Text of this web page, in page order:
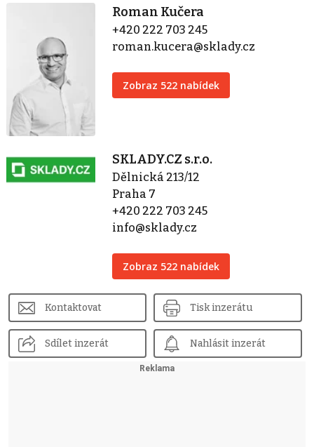
Roman Kučera
+420 222 703 245
roman.kucera@sklady.cz
Zobraz 522 nabídek
SKLADY.CZ s.r.o.
Dělnická 213/12
Praha 7
+420 222 703 245
info@sklady.cz
Zobraz 522 nabídek
Kontaktovat Tisk inzerátu
Sdílet inzerát Nahlásit inzerát